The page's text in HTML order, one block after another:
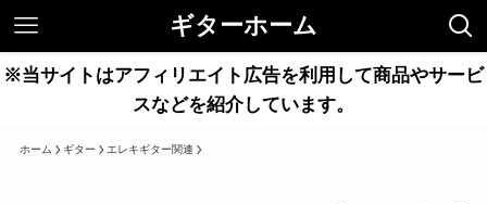
ギターホーム
※当サイトはアフィリエイト広告を利用して商品やサービ
スなどを紹介しています。
ホーム ギター エレキギター関連